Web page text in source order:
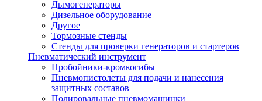
Дымогенераторы
Дизельное оборудование
Другое
Тормозные стенды
Стенды для проверки генераторов и стартеров
Пневматический инструмент
Пробойники-кромкогибы
Пневмопистолеты для подачи и нанесения
защитных составов
Полировальные пневмомашинки